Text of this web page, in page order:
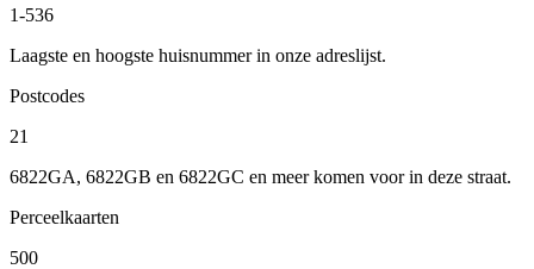
1-536
Laagste en hoogste huisnummer in onze adreslijst.
Postcodes
21
6822GA, 6822GB en 6822GC en meer komen voor in deze straat.
Perceelkaarten
500